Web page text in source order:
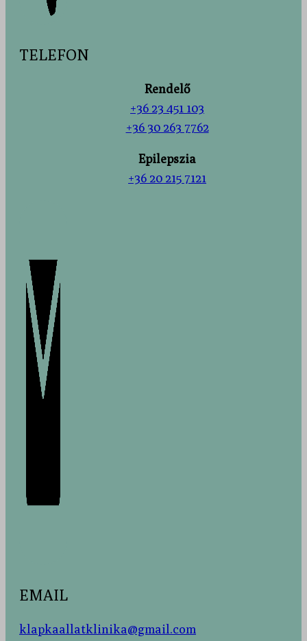
TELEFON
Rendelő
+36 23 451 103
+36 30 263 7762
Epilepszia
+36 20 215 7121
EMAIL
klapkaallatklinika@gmail.com